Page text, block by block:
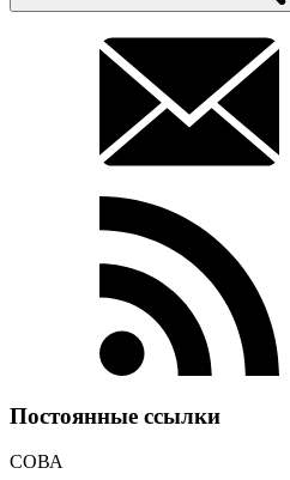
Постоянные ссылки
СОВА